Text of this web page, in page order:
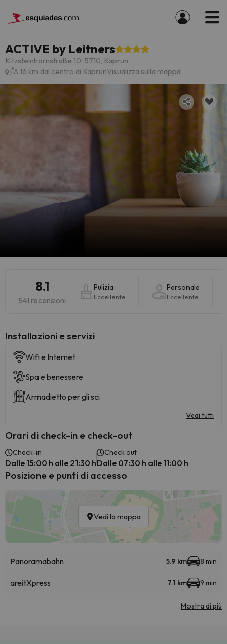
ACTIVE by Leitners
Kitzsteinhornstraße 10, 5710, Kaprun
A 16 km dal centro di KaprunVisualizza sulla mappa
8.1
541 recensioni
Pulizia
Eccellente
Personale
Eccellente
Installazioni e servizi
Wifi e Internet
Spa e benessere
Armadietto per gli sci
Vedi tutti
Orari di check-in e check-out
Check-in
Dalle 15:00 h alle 21:30 h
Check out
Dalle 07:30 h alle 11:00 h
Posizione e punti di accesso
Vedi la mappa
Panoramabahn 5.9 km 8 min
areitXpress 7.1 km 9 min
Mostra di più